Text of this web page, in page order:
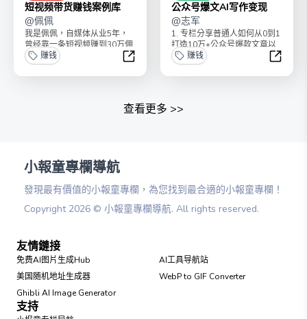
短视频带货赚钱案例库
@佩佩
我是佩佩，自媒体从业5年，
曾经靠一条短视频赚到30万佣
金，短视频带货实战派。这个
案例库，拆解了100...
赚钱
短视频带货赚钱案例库
公众号爆文AI写作变现
@志军
1. 专栏分享普通人如何从0到1
打造10万+公众号爆款文章以
及变现方法2. 内容包含爆款案
例、工具分...
赚钱
公众
查看更多 >>
小報童專欄導航
發現最有價值的小報童專欄，為您找到最合適的小報童專欄！
Copyright 2026 © 小報童專欄導航. All rights reserved.
友情鏈接
免费AI图片生成Hub
AI工具导航站
美国随机地址生成器
WebP to GIF Converter
Ghibli AI Image Generator
支持